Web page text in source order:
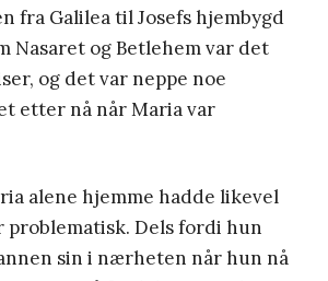
fra Galilea til Josefs hjembygd
Nasaret og Betlehem var det
og det var neppe noe
etter nå når Maria var
alene hjemme hadde likevel
Dels fordi hun
sin i nærheten når hun nå